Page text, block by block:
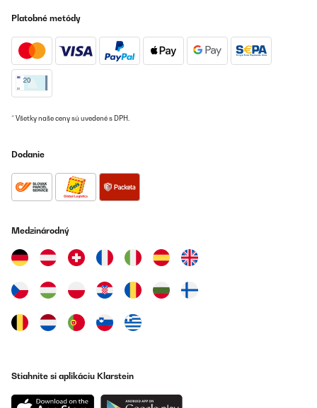
Platobné metódy
* Všetky naše ceny sú uvedené s DPH.
Dodanie
Medzinárodný
Stiahnite si aplikáciu Klarstein